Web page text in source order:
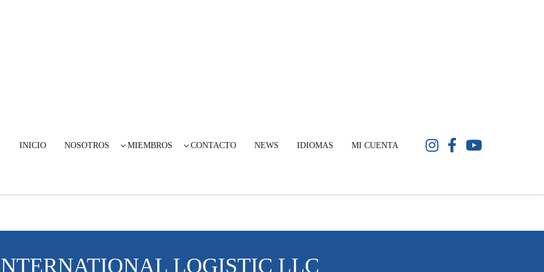
INICIO NOSOTROS MIEMBROS CONTACTO NEWS IDIOMAS MI CUENTA
LOGISTIC LLC